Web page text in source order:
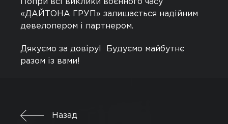
Попри всі виклики воєнного часу
«ДАЙТОНА ГРУП» залишається надійним
девелопером і партнером.
Дякуємо за довіру! Будуємо майбутнє
разом із вами!
Назад